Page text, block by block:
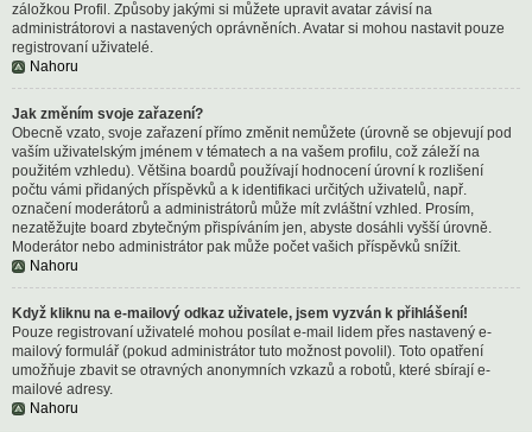
záložkou Profil. Způsoby jakými si můžete upravit avatar závisí na
administrátorovi a nastavených oprávněních. Avatar si mohou nastavit pouze
registrovaní uživatelé.
Nahoru
Jak změním svoje zařazení?
Obecně vzato, svoje zařazení přímo změnit nemůžete (úrovně se objevují pod
vaším uživatelským jménem v tématech a na vašem profilu, což záleží na
použitém vzhledu). Většina boardů používají hodnocení úrovní k rozlišení
počtu vámi přidaných příspěvků a k identifikaci určitých uživatelů, např.
označení moderátorů a administrátorů může mít zvláštní vzhled. Prosím,
nezatěžujte board zbytečným přispíváním jen, abyste dosáhli vyšší úrovně.
Moderátor nebo administrátor pak může počet vašich příspěvků snížit.
Nahoru
Když kliknu na e-mailový odkaz uživatele, jsem vyzván k přihlášení!
Pouze registrovaní uživatelé mohou posílat e-mail lidem přes nastavený e-
mailový formulář (pokud administrátor tuto možnost povolil). Toto opatření
umožňuje zbavit se otravných anonymních vzkazů a robotů, které sbírají e-
mailové adresy.
Nahoru